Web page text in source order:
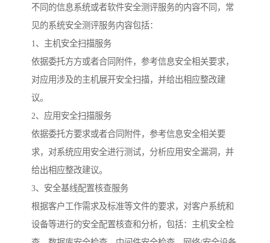
不同的信息系统或者软件安全测评服务的内容不同，常
见的系统安全测评服务内容包括：
1、主机安全扫描服务
依据委托方方或者合同附件，参考信息安全相关要求，
对应用涉及的主机展开安全扫描，并给出相应整改建
议。
2、应用安全扫描服务
依据委托方要求或者合同附件，参考信息安全相关要
求，对系统应用安全进行测试，分析应用安全漏洞，并
给出相应整改建议。
3、安全基线配置核查服务
根据客户工作需求及标准等文件的要求，对客户系统和
设备等进行的安全配置核查和分析，包括：主机安全检